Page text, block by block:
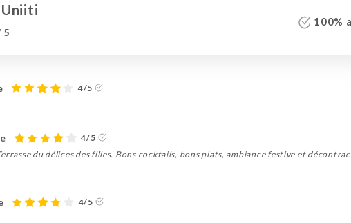
Uniiti
5
100%
4/5
4/5
du délices des filles. Bons cocktails, bons plats, ambiance festive et
4/5